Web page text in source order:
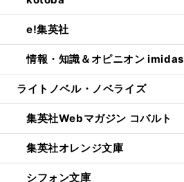
e!集英社
情報・知識＆オピニオン imidas
ライトノベル・ノベライズ
集英社Webマガジン コバルト
集英社オレンジ文庫
シフォン文庫